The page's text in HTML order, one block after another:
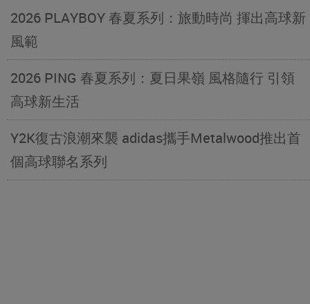
2026 PLAYBOY 春夏系列：旅動時尚 揮出高球新
風範
2026 PING 春夏系列：夏日果嶺 風格隨行 引領
高球新生活
Y2K復古浪潮來襲 adidas攜手Metalwood推出首
個高球聯名系列